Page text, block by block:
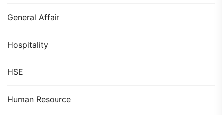
General Affair
Hospitality
HSE
Human Resource